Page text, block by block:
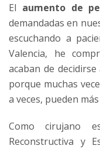
El aumento de
demandadas en
escuchando a
Valencia, he
acaban de
porque muchas
a veces, pueden
Como cirujano
Reconstructiva y